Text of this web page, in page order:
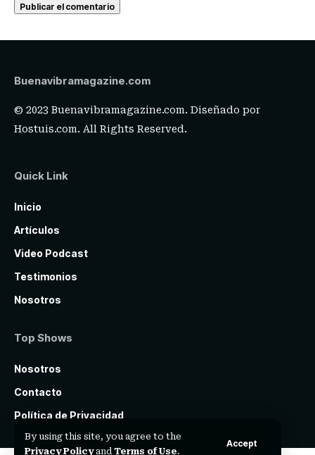
By using this site, you agree to the
Privacy Policyand Terms of Use.
Accept
Buenavibramagazine.com
© 2023 Buenavibramagazine.com. Diseñado por
Hostuis.com. All Rights Reserved.
Quick Link
Inicio
Artículos
Video Podcast
Testimonios
Nosotros
Top Shows
Nosotros
Contacto
Política de Privacidad